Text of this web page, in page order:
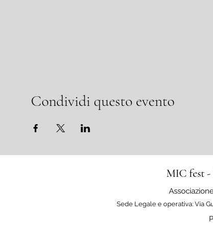
Condividi questo evento
MIC fest
Sede Legale e operativa: Via